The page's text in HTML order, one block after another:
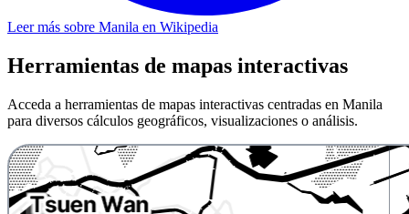
Leer más sobre Manila en Wikipedia
Herramientas de mapas interactivas
Acceda a herramientas de mapas interactivas centradas en Manila
para diversos cálculos geográficos, visualizaciones o análisis.